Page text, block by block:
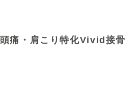
痛・肩こり特化Vivid接骨